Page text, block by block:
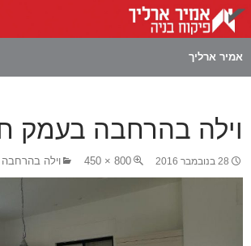
אמיר ארליך
וילה בהרחבה בעמק
28 בנובמבר 2016 800 × 450 וילה